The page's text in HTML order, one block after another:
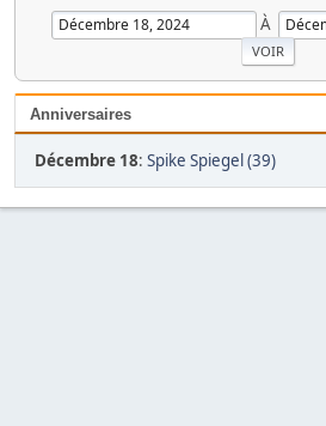
À
Anniversaires
Décembre 18: Spike Spiegel (39)